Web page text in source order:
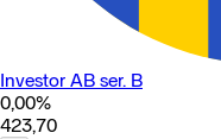
Investor AB ser. B
0,00%
423,70